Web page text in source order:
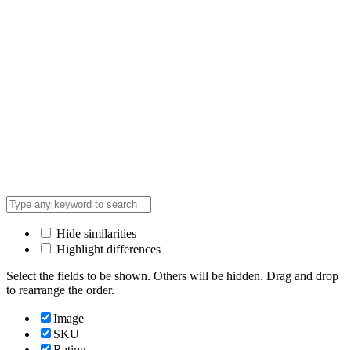
Hide similarities
Highlight differences
Select the fields to be shown. Others will be hidden. Drag and drop
to rearrange the order.
Image
SKU